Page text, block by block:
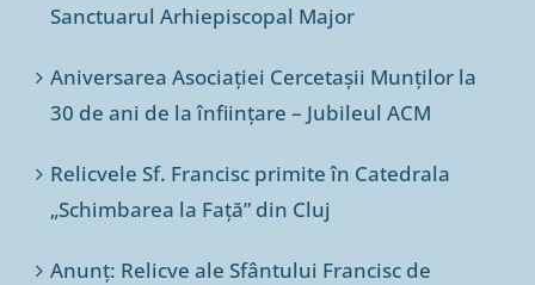
Sanctuarul Arhiepiscopal Major
Aniversarea Asociației Cercetașii Munților la
30 de ani de la înființare – Jubileul ACM
Relicvele Sf. Francisc primite în Catedrala
„Schimbarea la Față” din Cluj
Anunț: Relicve ale Sfântului Francisc de